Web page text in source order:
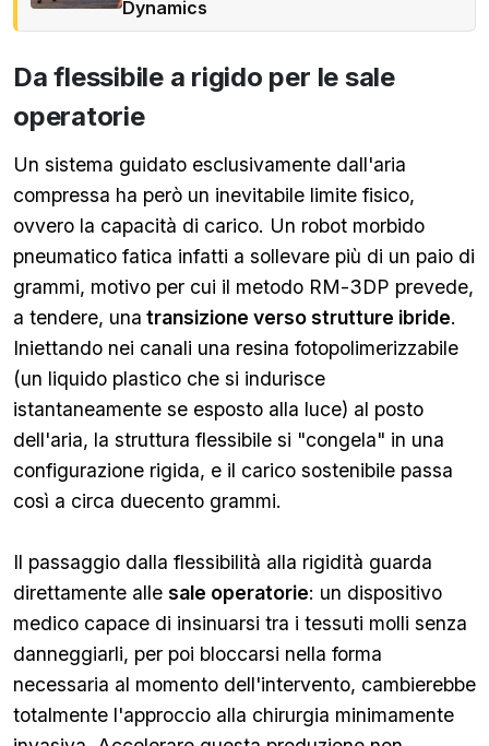
Dynamics
Da flessibile a rigido per le sale
operatorie
Un sistema guidato esclusivamente dall'aria
compressa ha però un inevitabile limite fisico,
ovvero la capacità di carico. Un robot morbido
pneumatico fatica infatti a sollevare più di un paio di
grammi, motivo per cui il metodo RM-3DP prevede,
a tendere, una transizione verso strutture ibride.
Iniettando nei canali una resina fotopolimerizzabile
(un liquido plastico che si indurisce
istantaneamente se esposto alla luce) al posto
dell'aria, la struttura flessibile si "congela" in una
configurazione rigida, e il carico sostenibile passa
così a circa duecento grammi.
Il passaggio dalla flessibilità alla rigidità guarda
direttamente alle sale operatorie: un dispositivo
medico capace di insinuarsi tra i tessuti molli senza
danneggiarli, per poi bloccarsi nella forma
necessaria al momento dell'intervento, cambierebbe
totalmente l'approccio alla chirurgia minimamente